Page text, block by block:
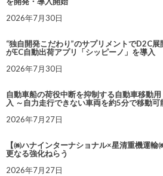
2026年7月30日
“独自開発こだわり”のサプリメントでD2C展
がEC自動出荷アプリ「シッピーノ」を導入
2026年7月30日
自動車船の荷役中断を抑制する自動車移動
入 ～自力走行できない車両を約5分で移動可
2026年7月27日
【㈱ハナインターナショナル×星清重機運
更なる強化ねらう
2026年7月27日